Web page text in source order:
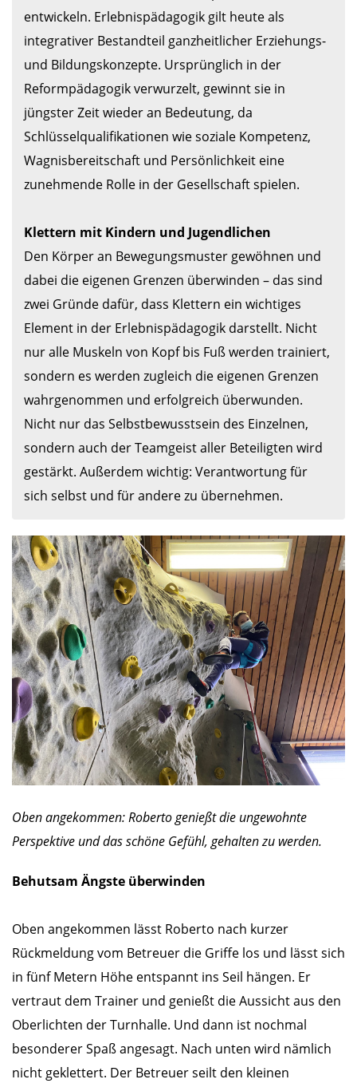
entwickeln. Erlebnispädagogik gilt heute als
integrativer Bestandteil ganzheitlicher Erziehungs-
und Bildungskonzepte. Ursprünglich in der
Reformpädagogik verwurzelt, gewinnt sie in
jüngster Zeit wieder an Bedeutung, da
Schlüsselqualifikationen wie soziale Kompetenz,
Wagnisbereitschaft und Persönlichkeit eine
zunehmende Rolle in der Gesellschaft spielen.
Klettern mit Kindern und Jugendlichen
Den Körper an Bewegungsmuster gewöhnen und
dabei die eigenen Grenzen überwinden – das sind
zwei Gründe dafür, dass Klettern ein wichtiges
Element in der Erlebnispädagogik darstellt. Nicht
nur alle Muskeln von Kopf bis Fuß werden trainiert,
sondern es werden zugleich die eigenen Grenzen
wahrgenommen und erfolgreich überwunden.
Nicht nur das Selbstbewusstsein des Einzelnen,
sondern auch der Teamgeist aller Beteiligten wird
gestärkt. Außerdem wichtig: Verantwortung für
sich selbst und für andere zu übernehmen.
Oben angekommen: Roberto genießt die ungewohnte
Perspektive und das schöne Gefühl, gehalten zu werden.
Behutsam Ängste überwinden
Oben angekommen lässt Roberto nach kurzer
Rückmeldung vom Betreuer die Griffe los und lässt sich
in fünf Metern Höhe entspannt ins Seil hängen. Er
vertraut dem Trainer und genießt die Aussicht aus den
Oberlichten der Turnhalle. Und dann ist nochmal
besonderer Spaß angesagt. Nach unten wird nämlich
nicht geklettert. Der Betreuer seilt den kleinen